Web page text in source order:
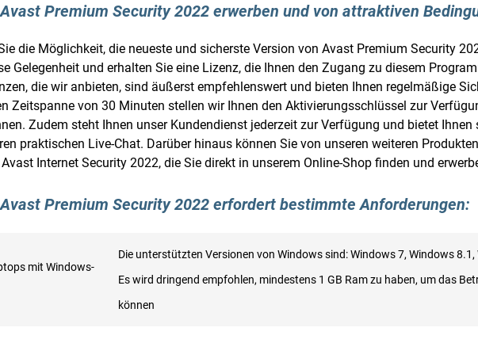
Premium Security 2022 erwerben und von attraktiven
die Möglichkeit, die neueste und sicherste Version von Avast Premium Security
Gelegenheit und erhalten Sie eine Lizenz, die Ihnen den Zugang zu diesem
die wir anbieten, sind äußerst empfehlenswert und bieten Ihnen regelmäßige
Zeitspanne von 30 Minuten stellen wir Ihnen den Aktivierungsschlüssel zur
Zudem steht Ihnen unser Kundendienst jederzeit zur Verfügung und bietet
praktischen Live-Chat. Darüber hinaus können Sie von unseren weiteren
Internet Security 2022, die Sie direkt in unserem Online-Shop finden und
Premium Security 2022 erfordert bestimmte Anforderungen:
mit Windows-
Die unterstützten Versionen von Windows sind: Windows 7, Windows
Es wird dringend empfohlen, mindestens 1 GB Ram zu haben, um das
können